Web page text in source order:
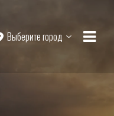
Выберите город